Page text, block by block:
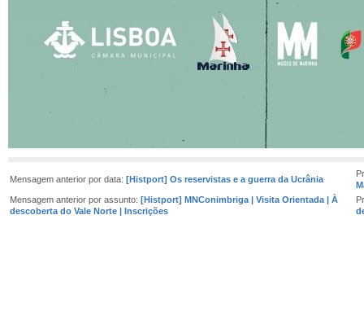
Mensagem anterior por data: [Histport] Os reservistas e a guerra da Ucrânia
Mensagem anterior por assunto: [Histport] MNConimbriga | Visita Orientada | À
descoberta do Vale Norte | Inscrições